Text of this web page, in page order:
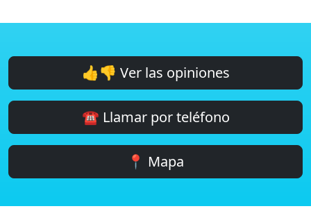
👍👎 Ver las opiniones
☎️ Llamar por teléfono
📍 Mapa